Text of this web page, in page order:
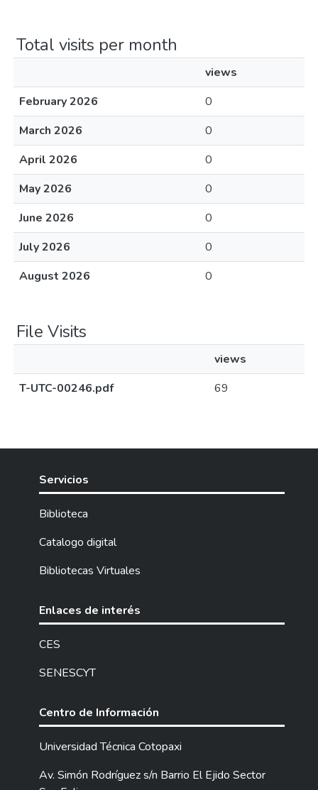
Total visits per month
views
February 2026
0
March 2026
0
April 2026
0
May 2026
0
June 2026
0
July 2026
0
August 2026
0
File Visits
views
T-UTC-00246.pdf
69
Servicios
Biblioteca
Catalogo digital
Bibliotecas Virtuales
Enlaces de interés
CES
SENESCYT
Centro de Información
Universidad Técnica Cotopaxi
Av. Simón Rodríguez s/n Barrio El Ejido Sector